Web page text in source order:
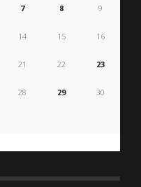
7 8 9
14 15 16
21 22 23
28 29 30